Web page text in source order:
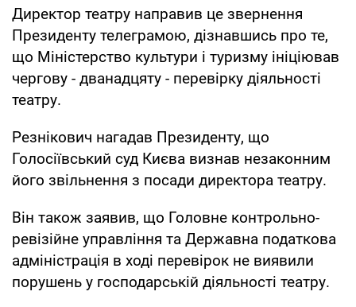
Директор театру направив це звернення
Президенту телеграмою, дізнавшись про те,
що Міністерство культури і туризму ініціював
чергову - дванадцяту - перевірку діяльності
театру.
Резнікович нагадав Президенту, що
Голосіївський суд Києва визнав незаконним
його звільнення з посади директора театру.
Він також заявив, що Головне контрольно-
ревізійне управління та Державна податкова
адміністрація в ході перевірок не виявили
порушень у господарській діяльності театру.